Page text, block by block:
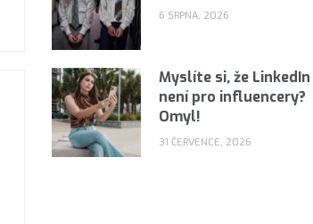
6 SRPNA, 2026
Myslíte si, že LinkedIn
není pro influencery?
Omyl!
31 ČERVENCE, 2026